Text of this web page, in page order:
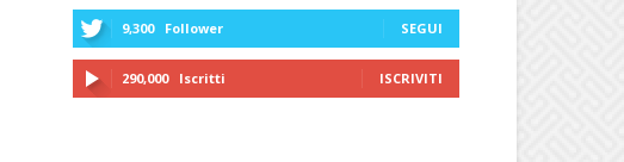
9,300 Follower SEGUI
290,000 Iscritti ISCRIVITI